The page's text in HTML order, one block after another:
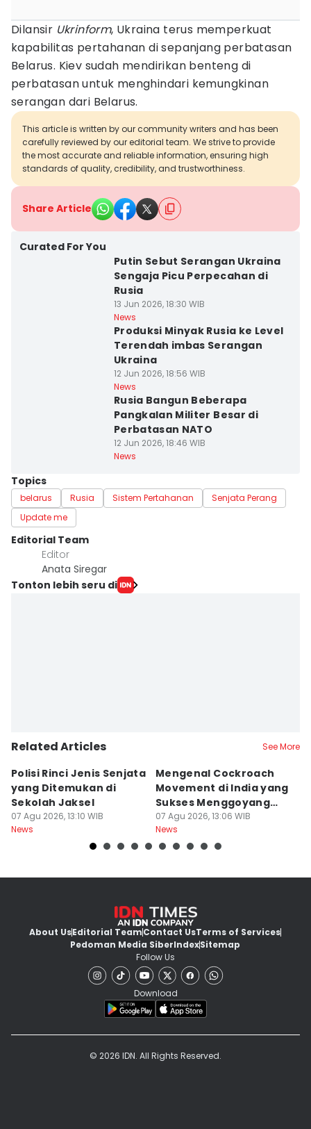
Dilansir Ukrinform, Ukraina terus memperkuat
kapabilitas pertahanan di sepanjang perbatasan
Belarus. Kiev sudah mendirikan benteng di
perbatasan untuk menghindari kemungkinan
serangan dari Belarus.
This article is written by our community writers and has been
carefully reviewed by our editorial team. We strive to provide
the most accurate and reliable information, ensuring high
standards of quality, credibility, and trustworthiness.
Share Article
Curated For You
Putin Sebut Serangan Ukraina
Sengaja Picu Perpecahan di
Rusia
13 Jun 2026, 18:30 WIB
News
Produksi Minyak Rusia ke Level
Terendah imbas Serangan
Ukraina
12 Jun 2026, 18:56 WIB
News
Rusia Bangun Beberapa
Pangkalan Militer Besar di
Perbatasan NATO
12 Jun 2026, 18:46 WIB
News
Topics
belarus Rusia Sistem Pertahanan
Senjata Perang
Update me
Editorial Team
Editor
Anata Siregar
Tonton lebih seru di
Related Articles See More
Polisi Rinci Jenis Senjata
yang Ditemukan di
Sekolah Jaksel
07 Agu 2026, 13:10 WIB
News
Mengenal Cockroach
Movement di India yang
Sukses Menggoyang
Rezim Modi
07 Agu 2026, 13:06 WIB
News
About UsEditorial TeamContact UsTerms of Services
Pedoman Media SiberIndexSitemap
Follow Us
Download
© 2026 IDN. All Rights Reserved.